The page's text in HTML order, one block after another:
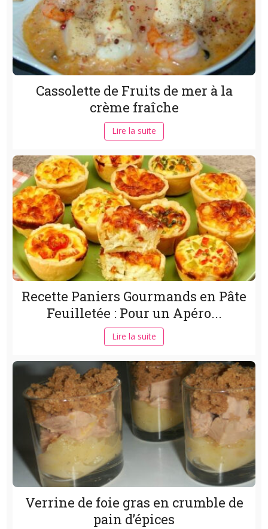
Cassolette de Fruits de mer à la
crème fraîche
Lire la suite
Recette Paniers Gourmands en Pâte
Feuilletée : Pour un Apéro...
Lire la suite
Verrine de foie gras en crumble de
pain d’épices